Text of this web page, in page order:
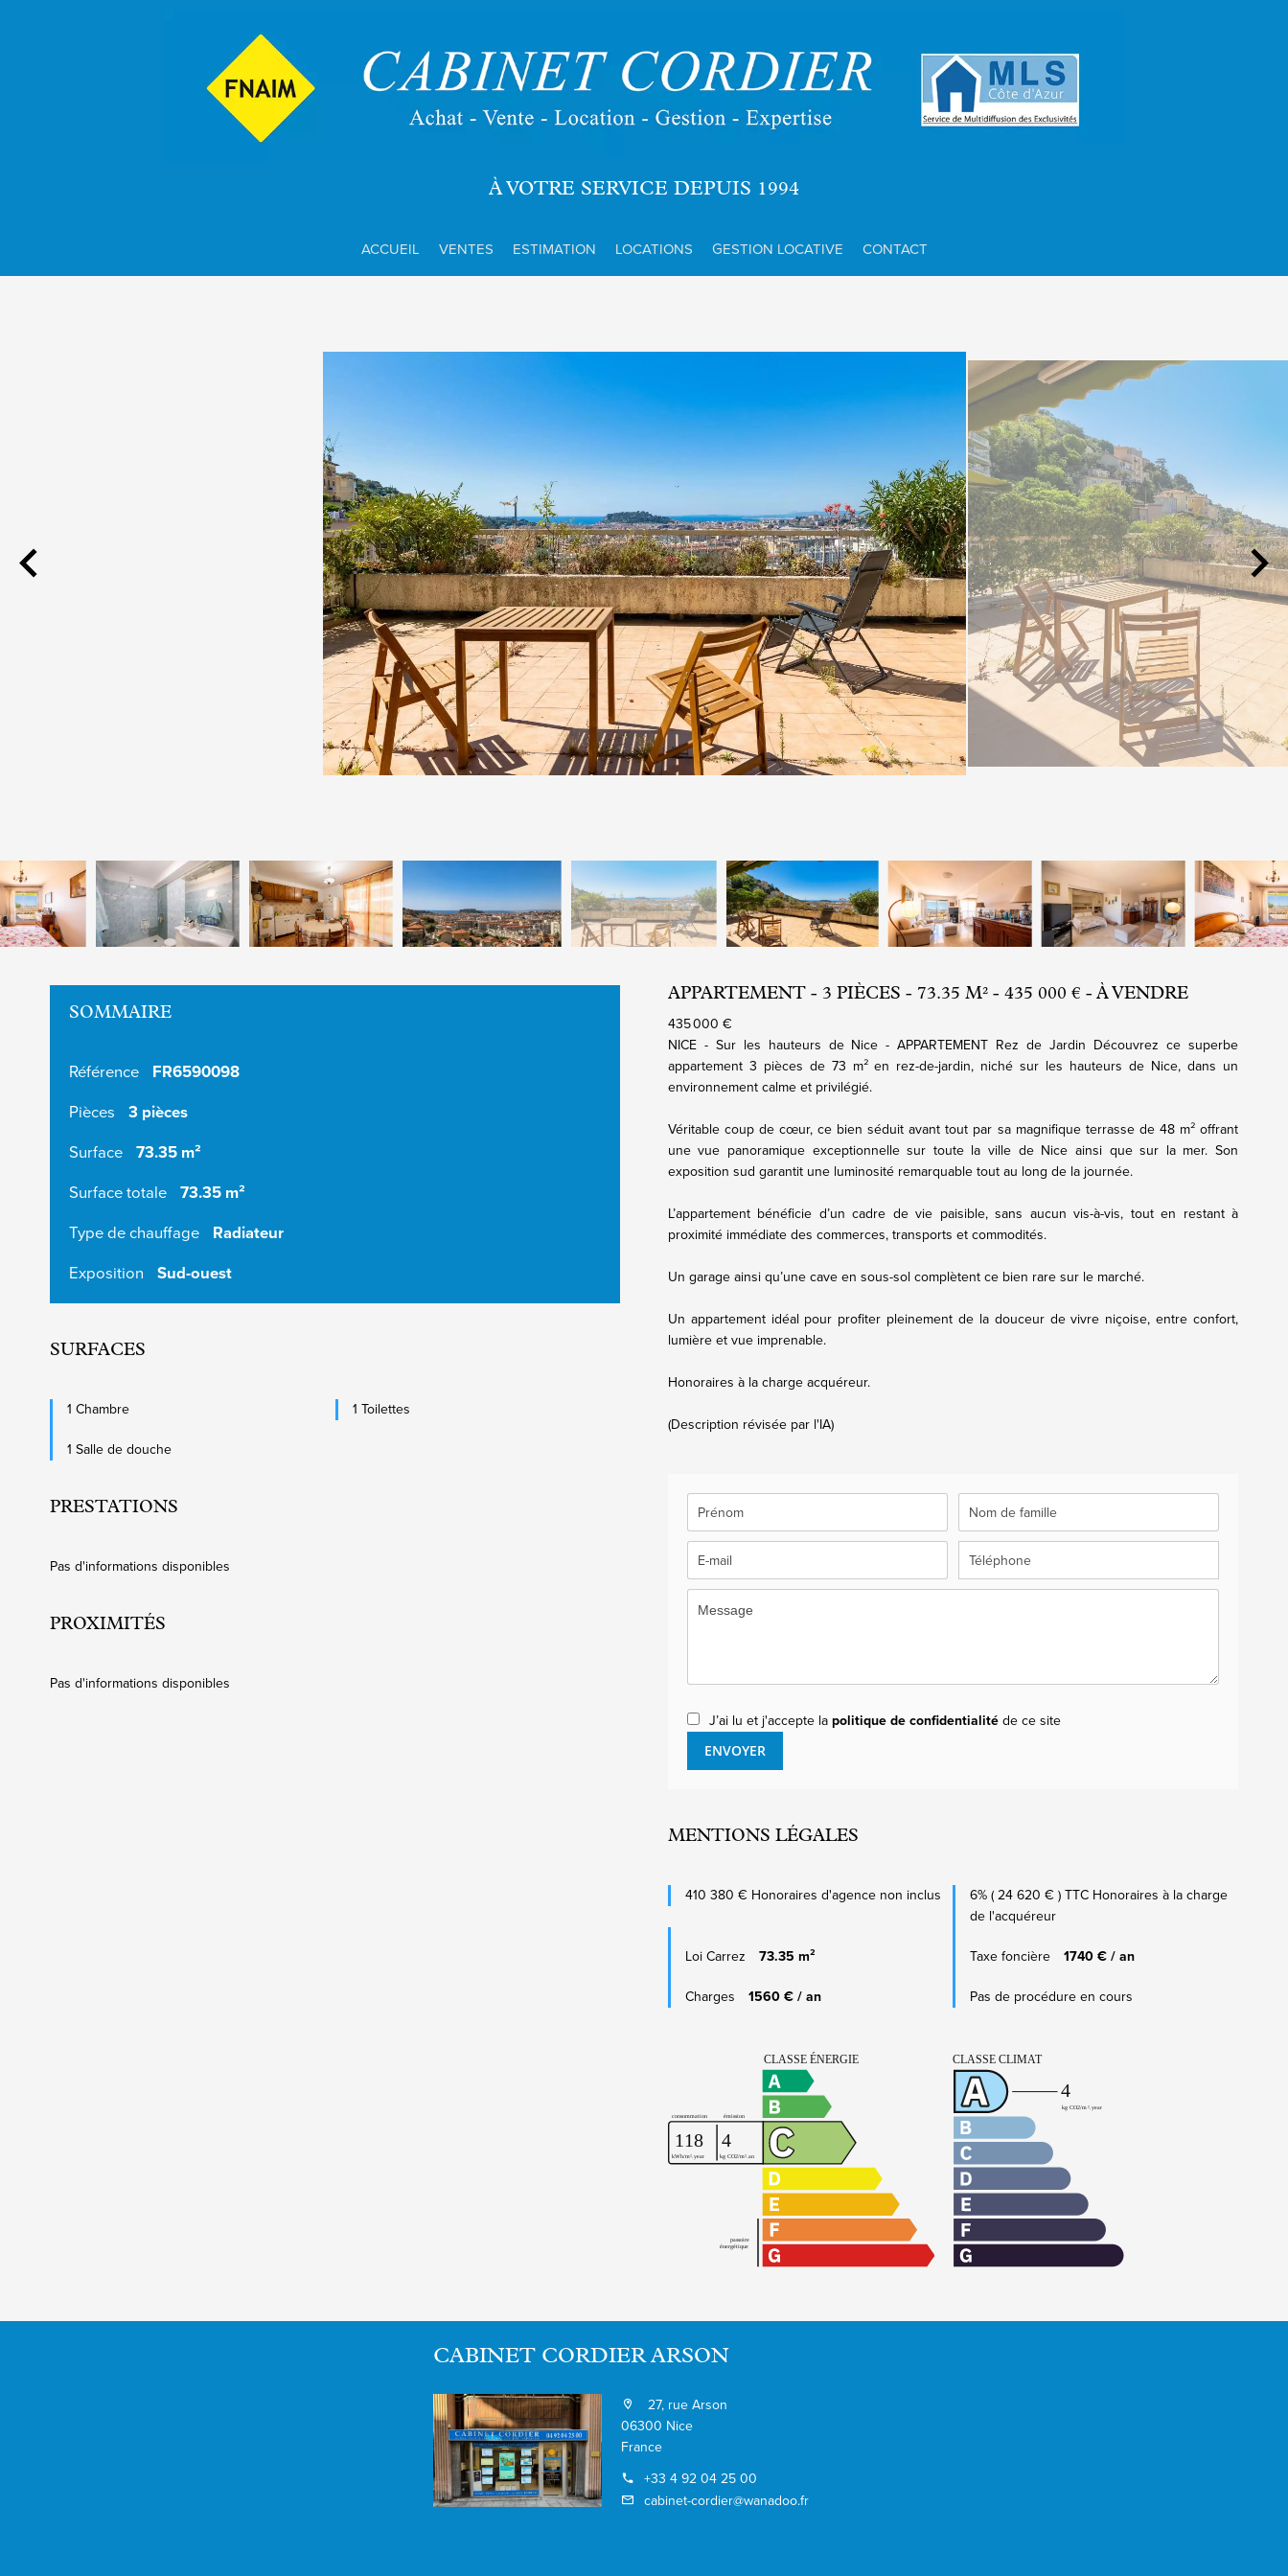
À VOTRE SERVICE DEPUIS 1994
ACCUEIL VENTES ESTIMATION LOCATIONS GESTION LOCATIVE CONTACT
SOMMAIRE
Référence FR6590098
Pièces 3 pièces
Surface 73.35 m²
Surface totale 73.35 m²
Type de chauffage Radiateur
Exposition Sud-ouest
SURFACES
1 Chambre 1 Toilettes
1 Salle de douche
PRESTATIONS
Pas d'informations disponibles
PROXIMITÉS
Pas d'informations disponibles
APPARTEMENT - 3 PIÈCES - 73.35 M² - 435 000 € - À VENDRE
435 000 €
NICE - Sur les hauteurs de Nice - APPARTEMENT Rez de Jardin Découvrez ce superbe
appartement 3 pièces de 73 m² en rez-de-jardin, niché sur les hauteurs de Nice, dans un
environnement calme et privilégié.
Véritable coup de cœur, ce bien séduit avant tout par sa magnifique terrasse de 48 m² offrant
une vue panoramique exceptionnelle sur toute la ville de Nice ainsi que sur la mer. Son
exposition sud garantit une luminosité remarquable tout au long de la journée.
L’appartement bénéficie d’un cadre de vie paisible, sans aucun vis-à-vis, tout en restant à
proximité immédiate des commerces, transports et commodités.
Un garage ainsi qu’une cave en sous-sol complètent ce bien rare sur le marché.
Un appartement idéal pour profiter pleinement de la douceur de vivre niçoise, entre confort,
lumière et vue imprenable.
Honoraires à la charge acquéreur.
(Description révisée par l'IA)
J’ai lu et j'accepte la politique de confidentialitéde ce site
ENVOYER
MENTIONS LÉGALES
410 380 € Honoraires d'agence non inclus
6% ( 24 620 € ) TTC Honoraires à la charge
de l'acquéreur
Loi Carrez 73.35 m² Taxe foncière 1740 € / an
Charges 1560 € / an Pas de procédure en cours
CABINET CORDIER ARSON
27, rue Arson
06300 Nice
France
+33 4 92 04 25 00
cabinet-cordier@wanadoo.fr